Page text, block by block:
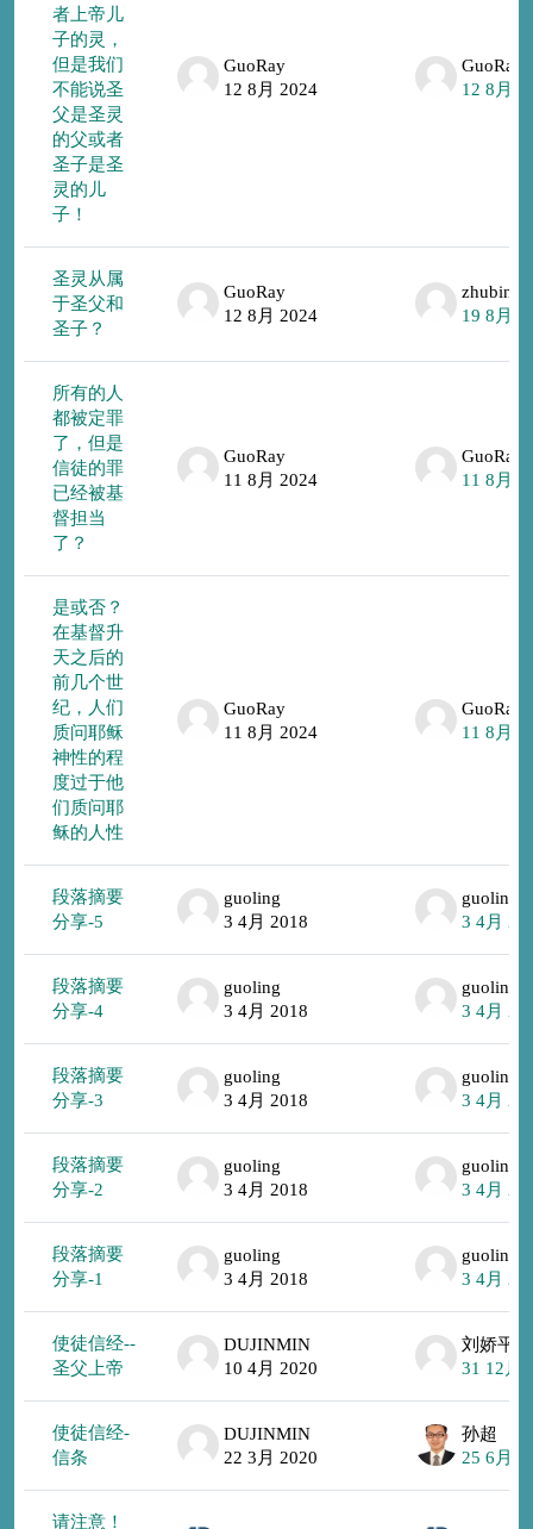
者上帝儿
子的灵，
但是我们
不能说圣
父是圣灵
的父或者
圣子是圣
灵的儿
子！
GuoRay
12 8月 2024
GuoRay
12 8月
圣灵从属
于圣父和
圣子？
GuoRay
12 8月 2024
zhubing
19 8月
所有的人
都被定罪
了，但是
信徒的罪
已经被基
督担当
了？
GuoRay
11 8月 2024
GuoRay
11 8月
是或否？
在基督升
天之后的
前几个世
纪，人们
质问耶稣
神性的程
度过于他
们质问耶
稣的人性
GuoRay
11 8月 2024
GuoRay
11 8月
段落摘要
分享-5
guoling
3 4月 2018
guoling
3 4月
段落摘要
分享-4
guoling
3 4月 2018
guoling
3 4月
段落摘要
分享-3
guoling
3 4月 2018
guoling
3 4月
段落摘要
分享-2
guoling
3 4月 2018
guoling
3 4月
段落摘要
分享-1
guoling
3 4月 2018
guoling
3 4月
使徒信经--
圣父上帝
DUJINMIN
10 4月 2020
刘娇平
31 12月
使徒信经-
信条
DUJINMIN
22 3月 2020
孙超
25 6月
请注意！